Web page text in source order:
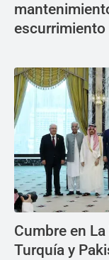
escurrimiento
Cumbre en
Turquía y